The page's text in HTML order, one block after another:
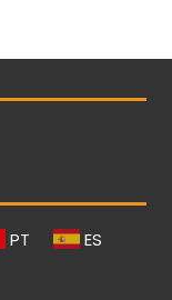
PT ES